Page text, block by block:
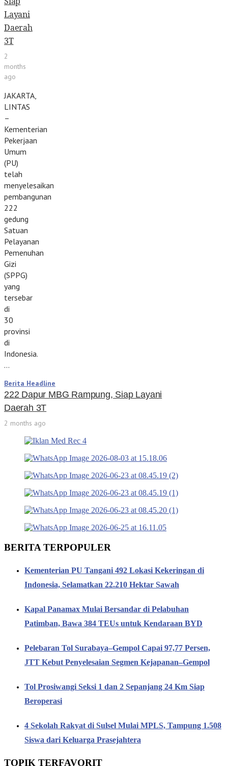
Layani
Daerah
3T
2
months
ago
JAKARTA,
LINTAS
–
Kementerian
Pekerjaan
Umum
(PU)
telah
menyelesaikan
pembangunan
222
gedung
Satuan
Pelayanan
Pemenuhan
Gizi
(SPPG)
yang
tersebar
di
30
provinsi
di
Indonesia.
…
Berita Headline
222 Dapur MBG Rampung, Siap Layani
Daerah 3T
2 months ago
BERITA TERPOPULER
Kementerian PU Tangani 492 Lokasi Kekeringan di
Indonesia, Selamatkan 22.210 Hektar Sawah
Kapal Panamax Mulai Bersandar di Pelabuhan
Patimban, Bawa 384 TEUs untuk Kendaraan BYD
Pelebaran Tol Surabaya–Gempol Capai 97,77 Persen,
JTT Kebut Penyelesaian Segmen Kejapanan–Gempol
Tol Prosiwangi Seksi 1 dan 2 Sepanjang 24 Km Siap
Beroperasi
4 Sekolah Rakyat di Sulsel Mulai MPLS, Tampung 1.508
Siswa dari Keluarga Prasejahtera
TOPIK TERFAVORIT